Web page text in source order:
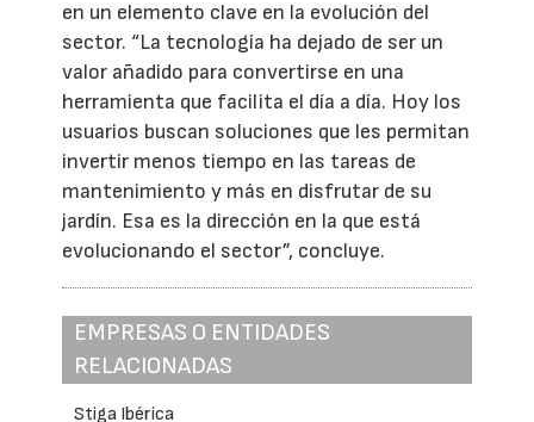
en un elemento clave en la evolución del
sector. “La tecnología ha dejado de ser un
valor añadido para convertirse en una
herramienta que facilita el día a día. Hoy los
usuarios buscan soluciones que les permitan
invertir menos tiempo en las tareas de
mantenimiento y más en disfrutar de su
jardín. Esa es la dirección en la que está
evolucionando el sector”, concluye.
EMPRESAS O ENTIDADES
RELACIONADAS
Stiga Ibérica